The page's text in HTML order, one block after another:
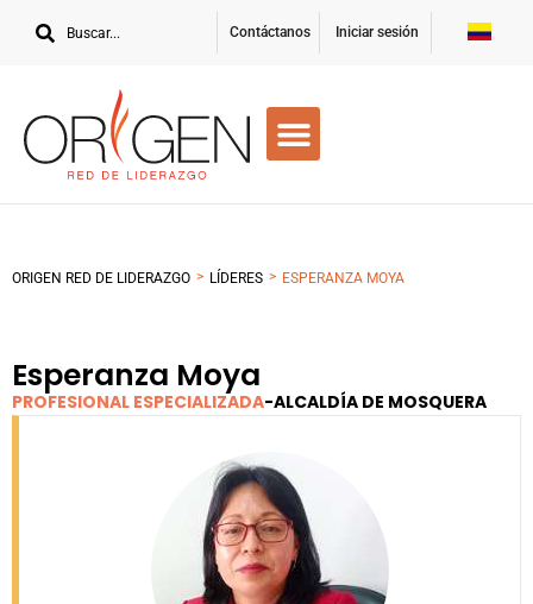
Contáctanos Iniciar sesión
ORIGEN RED DE LIDERAZGO > LÍDERES > ESPERANZA MOYA
Esperanza Moya
PROFESIONAL ESPECIALIZADA-ALCALDÍA DE MOSQUERA